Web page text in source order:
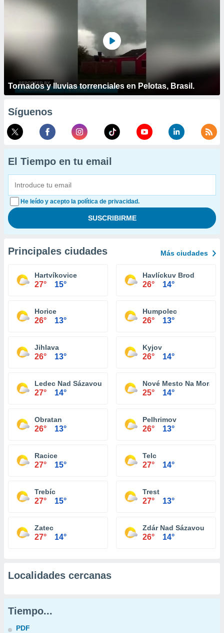
Tornados y lluvias torrenciales en Pelotas, Brasil.
Síguenos
El Tiempo en tu email
He leído y acepto la política de privacidad.
Principales ciudades Más ciudades
Hartvíkovice
27° 15°
Havlíckuv Brod
26° 14°
Horice
26° 13°
Humpolec
26° 13°
Jihlava
26° 13°
Kyjov
26° 14°
Ledec Nad Sázavou
27° 14°
Nové Mesto Na Morave
25° 14°
Obratan
26° 13°
Pelhrimov
26° 13°
Racice
27° 15°
Telc
27° 14°
Trebíc
27° 15°
Trest
27° 13°
Zatec
27° 14°
Zdár Nad Sázavou
26° 14°
Localidades cercanas
Tiempo...
PDF